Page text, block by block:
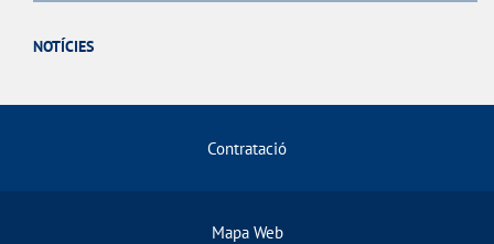
NOTÍCIES
Contratació
Mapa Web